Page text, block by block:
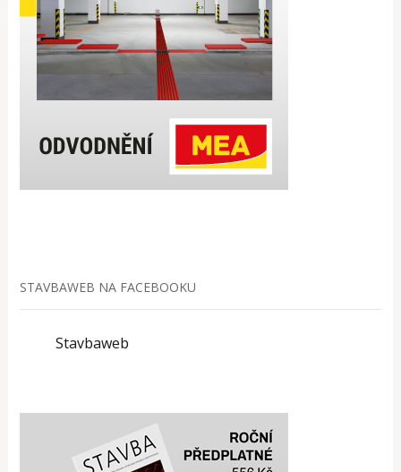
STAVBAWEB NA FACEBOOKU
Stavbaweb